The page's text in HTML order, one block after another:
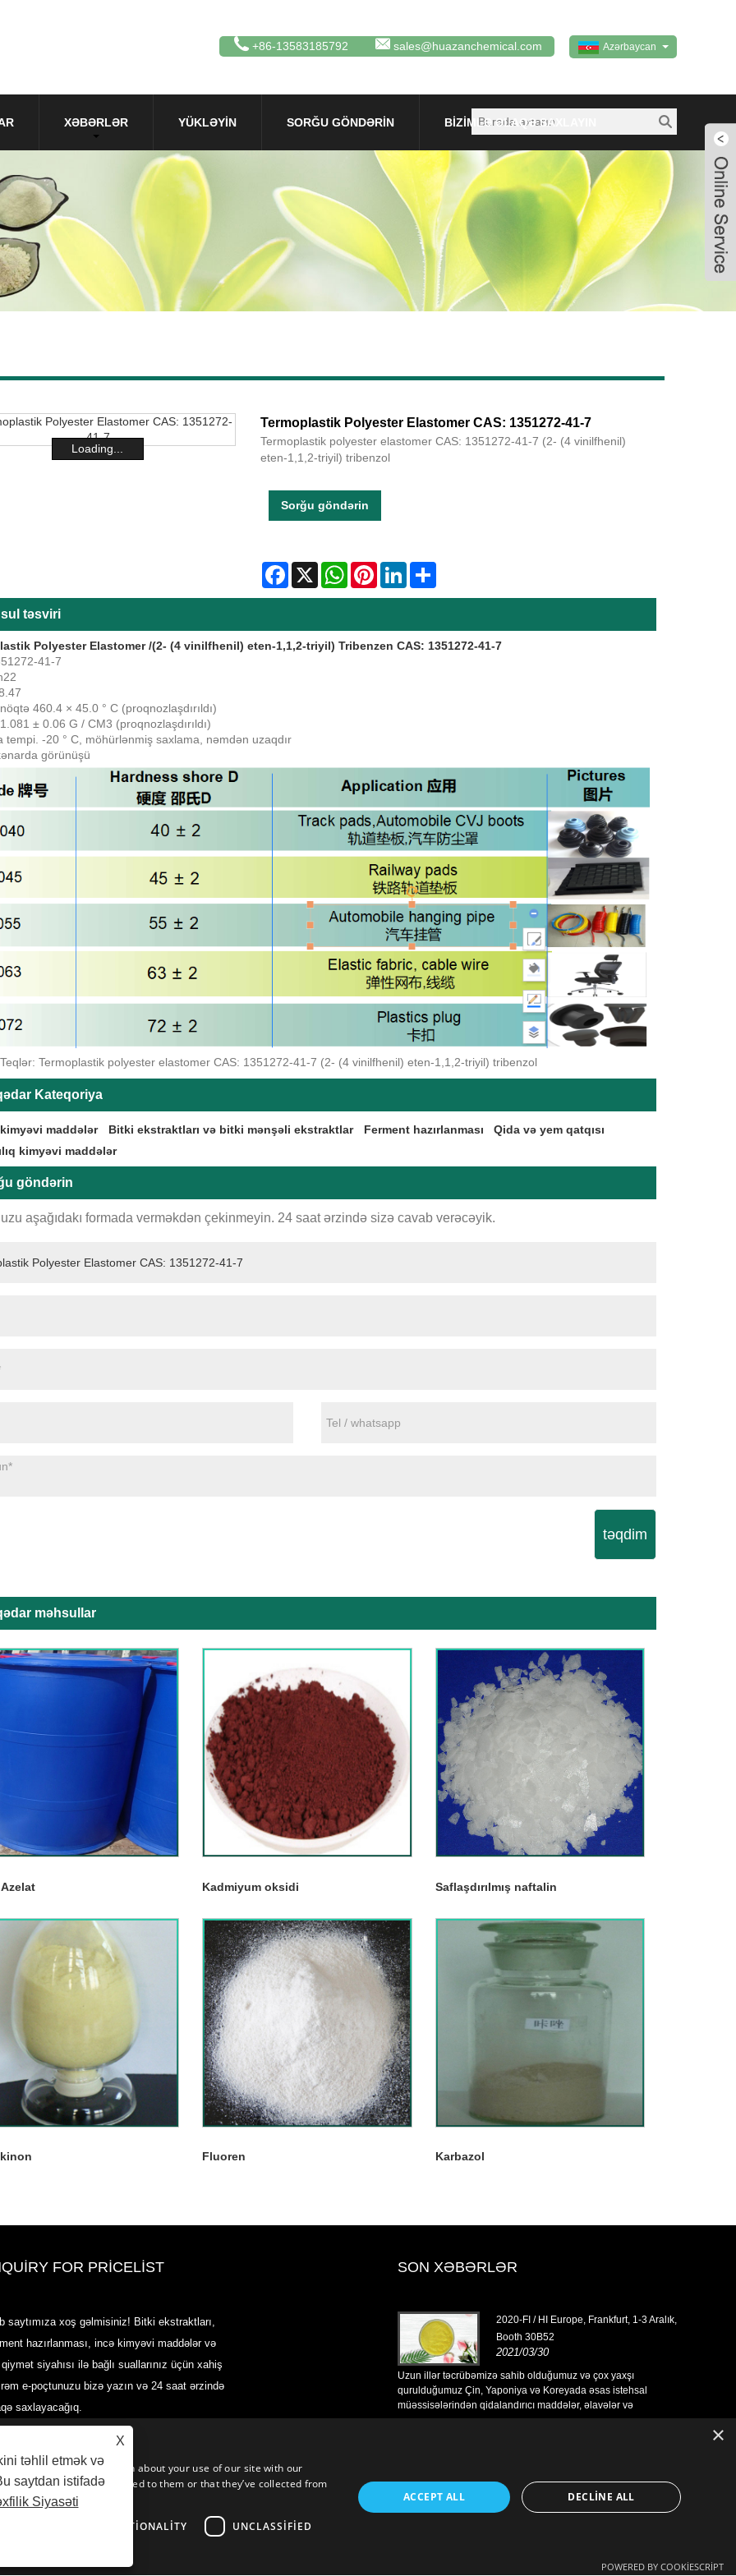
Azərbaycan
+86-13583185792 sales@huazanchemical.com
XƏBƏRLƏR YÜKLƏYIN SORĞU GÖNDƏRIN BIZIMLƏ ƏLAQƏ SAXLAYIN
Loading...
Termoplastik Polyester Elastomer CAS: 1351272-41-7
Termoplastik polyester elastomer CAS: 1351272-41-7 (2- (4 vinilfhenil)
eten-1,1,2-triyil) tribenzol
Sorğu göndərin
Facebook
X WhatsAppPinterestLinkedInShare
təsviri
Polyester Elastomer /(2- (4 vinilfhenil) eten-1,1,2-triyil) Tribenzen CAS: 1351272-41-7
41-7
460.4 × 45.0 ° C (proqnozlaşdırıldı)
± 0.06 G / CM3 (proqnozlaşdırıldı)
tempi. -20 ° C, möhürlənmiş saxlama, nəmdən uzaqdır
görünüşü
Termoplastik polyester elastomer CAS: 1351272-41-7 (2- (4 vinilfhenil) eten-1,1,2-triyil) tribenzol
Kateqoriya
maddələr Bitki ekstraktları və bitki mənşəli ekstraktlar Ferment hazırlanması
Qida və yem qatqısı
kimyəvi maddələr
göndərin
aşağıdakı formada verməkdən çekinmeyin. 24 saat ərzində sizə cavab verəcəyik.
təqdim
məhsullar
Kadmiyum oksidi Saflaşdırılmış naftalin
Fluoren Karbazol
FOR PRICELIST
saytımıza xoş gəlmisiniz! Bitki ekstraktları,
hazırlanması, incə kimyəvi maddələr və
siyahısı ilə bağlı suallarınız üçün xahiş
e-poçtunuzu bizə yazın və 24 saat ərzində
saxlayacağıq.
SON XƏBƏRLƏR
qurulduğumuz Çin, Yaponiya və Koreyada əsas istehsal
funksional qida və içki sənayeləri üçün əsas maddələr və
məhsulları hazırlayırıq, satırıq və paylayırıq. Bizim təcrübə və
gətirir.
2020-FI / HI Europe, Frankfurt, 1-3 Aralık,
Booth 30B52
2021/03/30
Uzun illər təcrübəmizə sahib olduğumuz və çox yaxşı
qurulduğumuz Çin, Yaponiya və Koreyada əsas istehsal
müəssisələrindən qidalandırıcı maddələr, əlavələr və
funksional qida və içki sənayeləri üçün əsas maddələr və
funksional
məhsulları
X
təhlil etmək və
saytdan istifadə
Siyasəti
×
We also share information about your use of our site with our
that you’ve provided to them or that they’ve collected from
FUNCTIONALITY UNCLASSIFIED
ACCEPT ALL DECLINE ALL
POWERED BY COOKIESCRIPT